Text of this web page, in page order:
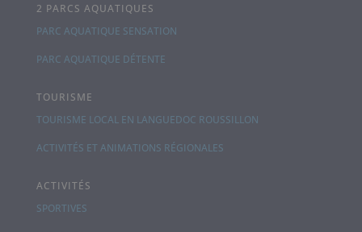
2 PARCS AQUATIQUES
PARC AQUATIQUE SENSATION
PARC AQUATIQUE DÉTENTE
TOURISME
TOURISME LOCAL EN LANGUEDOC ROUSSILLON
ACTIVITÉS ET ANIMATIONS RÉGIONALES
ACTIVITÉS
SPORTIVES